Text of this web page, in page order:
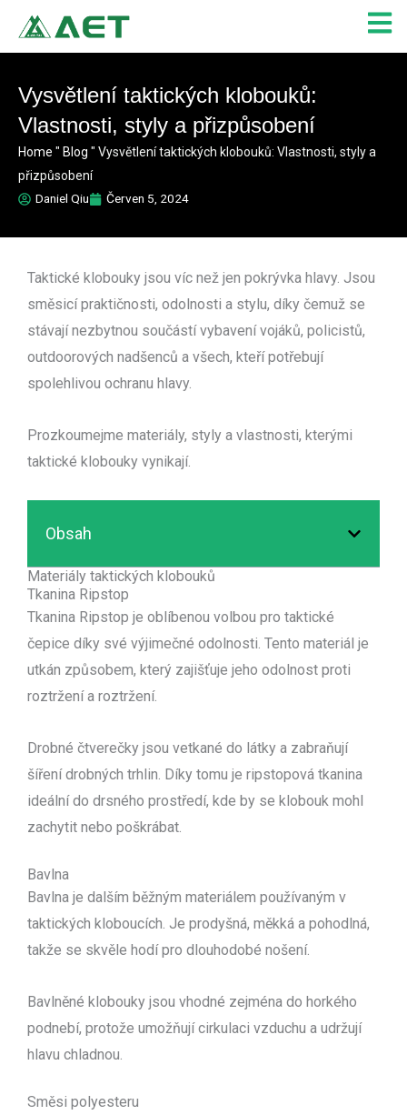
obsah
Vysvětlení taktických klobouků:
Vlastnosti, styly a přizpůsobení
Home " Blog " Vysvětlení taktických klobouků: Vlastnosti, styly a
přizpůsobení
Daniel Qiu
Červen 5, 2024
Taktické klobouky jsou víc než jen pokrývka hlavy. Jsou
směsicí praktičnosti, odolnosti a stylu, díky čemuž se
stávají nezbytnou součástí vybavení vojáků, policistů,
outdoorových nadšenců a všech, kteří potřebují
spolehlivou ochranu hlavy.
Prozkoumejme materiály, styly a vlastnosti, kterými
taktické klobouky vynikají.
Obsah
Materiály taktických klobouků
Tkanina Ripstop
Tkanina Ripstop je oblíbenou volbou pro taktické
čepice díky své výjimečné odolnosti. Tento materiál je
utkán způsobem, který zajišťuje jeho odolnost proti
roztržení a roztržení.
Drobné čtverečky jsou vetkané do látky a zabraňují
šíření drobných trhlin. Díky tomu je ripstopová tkanina
ideální do drsného prostředí, kde by se klobouk mohl
zachytit nebo poškrábat.
Bavlna
Bavlna je dalším běžným materiálem používaným v
taktických kloboucích. Je prodyšná, měkká a pohodlná,
takže se skvěle hodí pro dlouhodobé nošení.
Bavlněné klobouky jsou vhodné zejména do horkého
podnebí, protože umožňují cirkulaci vzduchu a udržují
hlavu chladnou.
Směsi polyesteru